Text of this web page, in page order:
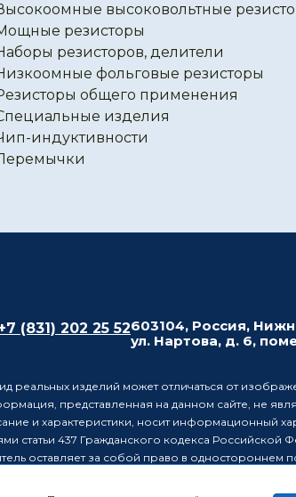
высоковольтные
резисторы
резисторов, делители
фольговые резисторы
общего применения
изделия
индуктивности
(831) 202 25 52603104, Россия,
ул. Нартова, д. 6,
реальных изделий может отличаться от
представленная на данном сайте, не
и характеристики, носит информационный
статьи 437 Гражданского кодекса Российской
оставляет за собой право в